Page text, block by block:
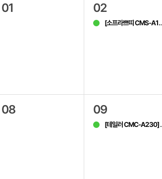
01 02
[소프라쁘띠 CMS-A167]
08 09
[테일러 CMC-A230]